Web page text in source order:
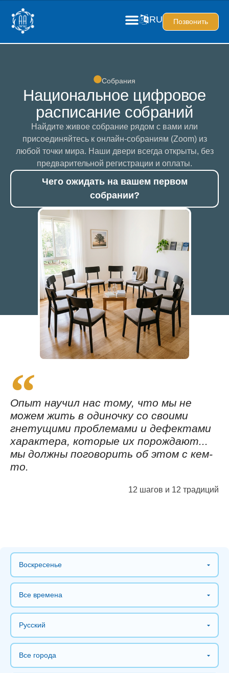
Позвонить
RU
Собрания
Национальное цифровое
расписание собраний
Найдите живое собрание рядом с вами или
присоединяйтесь к онлайн-собраниям (Zoom) из
любой точки мира. Наши двери всегда открыты, без
предварительной регистрации и оплаты.
Чего ожидать на вашем первом
собрании?
Опыт научил нас тому, что мы не
можем жить в одиночку со своими
гнетущими проблемами и дефектами
характера, которые их порождают...
мы должны поговорить об этом с кем-
то.
12 шагов и 12 традиций